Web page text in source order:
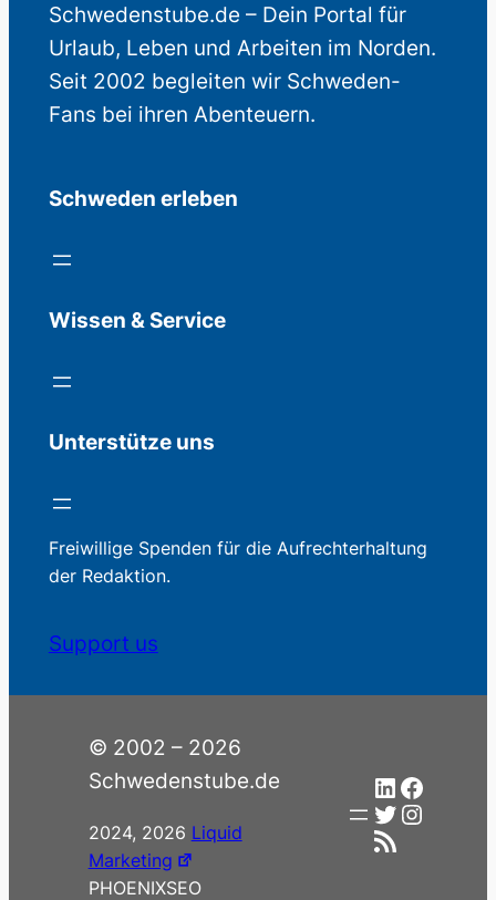
Schwedenstube.de – Dein Portal für
Urlaub, Leben und Arbeiten im Norden.
Seit 2002 begleiten wir Schweden-
Fans bei ihren Abenteuern.
Schweden erleben
Wissen & Service
Unterstütze uns
Freiwillige Spenden für die Aufrechterhaltung
der Redaktion.
Support us
© 2002 – 2026
Schwedenstube.de
2024, 2026 Liquid
Marketing
PHOENIXSEO
LinkedIn
Twitter
RSS-Feed